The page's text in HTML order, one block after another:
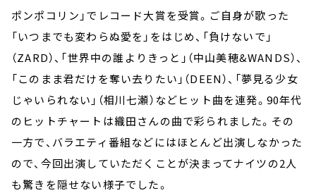
ポンポコリン」でレコード大賞を受賞。ご自身が歌った
「いつまでも変わらぬ愛を」をはじめ、「負けないで」
（ZARD）、「世界中の誰よりきっと」（中山美穂&WANDS）、
「このまま君だけを奪い去りたい」（DEEN）、「夢見る少女
じゃいられない」（相川七瀬）などヒット曲を連発。90年代
のヒットチャートは織田さんの曲で彩られました。その
一方で、バラエティ番組などにはほとんど出演しなかった
ので、今回出演していただくことが決まってナイツの2人
も驚きを隠せない様子でした。